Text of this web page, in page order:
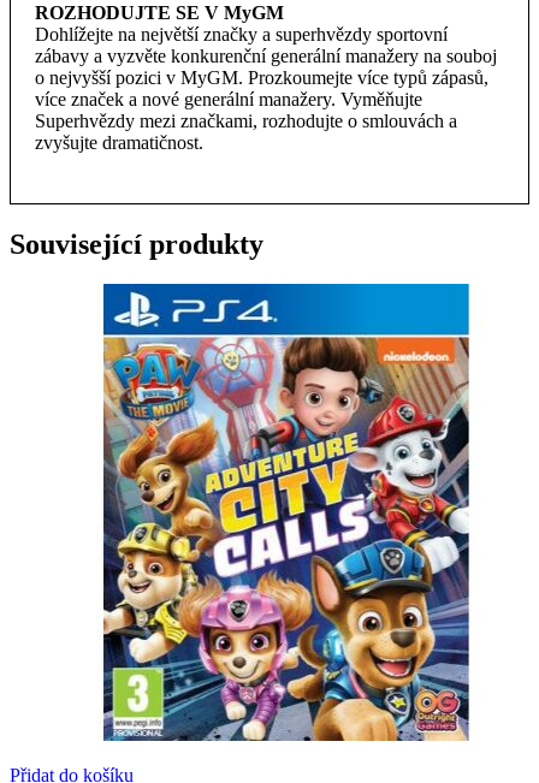
ROZHODUJTE SE V MyGM
Dohlížejte na největší značky a superhvězdy sportovní
zábavy a vyzvěte konkurenční generální manažery na souboj
o nejvyšší pozici v MyGM. Prozkoumejte více typů zápasů,
více značek a nové generální manažery. Vyměňujte
Superhvězdy mezi značkami, rozhodujte o smlouvách a
zvyšujte dramatičnost.
Související produkty
Přidat do košíku